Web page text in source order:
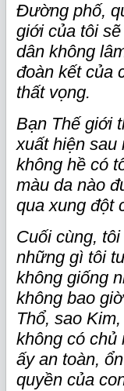
Đường phố,
giới của tôi
dân không
đoàn kết của
thất vọng.
Bạn Thế giới
xuất hiện sau
không hề có
màu da nào
qua xung đột
Cuối cùng,
những gì tôi
không giống
không bao
Thổ, sao
không có chủ
ấy an toàn,
quyền của